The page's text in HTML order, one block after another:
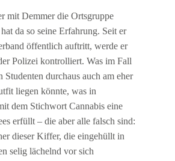
mit Demmer die Ortsgruppe
da so seine Erfahrung. Seit er
öffentlich auftritt, werde er
Polizei kontrolliert. Was im Fall
Studenten durchaus auch am eher
liegen könnte, was in
dem Stichwort Cannabis eine
erfüllt – die aber alle falsch sind:
dieser Kiffer, die eingehüllt in
selig lächelnd vor sich